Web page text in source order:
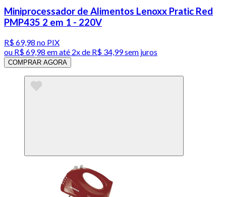
Miniprocessador de Alimentos Lenoxx Pratic Red
PMP435 2 em 1 - 220V
R$ 69,98 no PIX
ou R$ 69,98 em até 2x de R$ 34,99 sem juros
COMPRAR AGORA